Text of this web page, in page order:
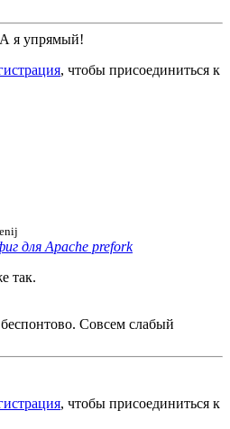
я упрямый!
, чтобы присоединиться к
для Apache prefork
так.
Совсем слабый
, чтобы присоединиться к